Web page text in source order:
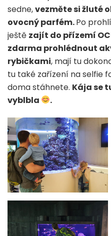
sedne,vezměte si žluté
ovocný parfém.Po
ještě zajít do přízemí
zdarma prohlédnout
rybičkami, mají tu
tu také zařízení na selfie
doma stáhnete. Kája se
vyblbla
.